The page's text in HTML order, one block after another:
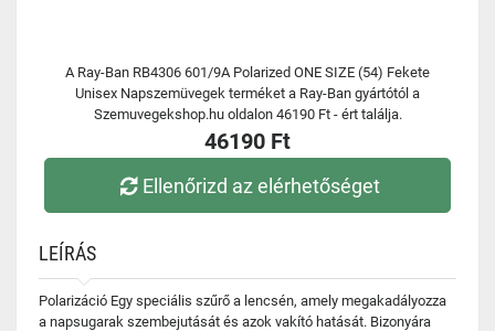
A Ray-Ban RB4306 601/9A Polarized ONE SIZE (54) Fekete
Unisex Napszemüvegek terméket a Ray-Ban gyártótól a
Szemuvegekshop.hu oldalon 46190 Ft - ért találja.
46190 Ft
Ellenőrizd az elérhetőséget
LEÍRÁS
Polarizáció Egy speciális szűrő a lencsén, amely megakadályozza
a napsugarak szembejutását és azok vakító hatását. Bizonyára